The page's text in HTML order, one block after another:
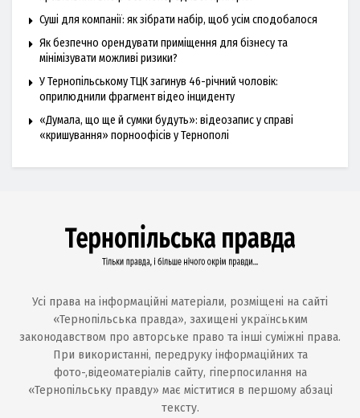
Суші для компанії: як зібрати набір, щоб усім сподобалося
Як безпечно орендувати приміщення для бізнесу та
мінімізувати можливі ризики?
У Тернопільському ТЦК загинув 46-річний чоловік:
оприлюднили фрагмент відео інциденту
«Думала, що ще й сумки будуть»: відеозапис у справі
«кришування» порноофісів у Тернополі
Усі права на інформаційні матеріали, розміщені на сайті
«Тернопільська правда», захищені українським
законодавством про авторське право та інші суміжні права.
При використанні, передруку інформаційних та
фото-,відеоматеріалів сайту, гіперпосилання на
«Тернопільську правду» має міститися в першому абзаці
тексту.